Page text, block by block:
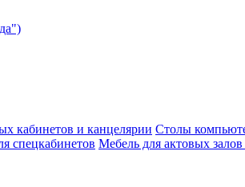
кабинетов и канцелярии Столы
спецкабинетов Мебель для актовых